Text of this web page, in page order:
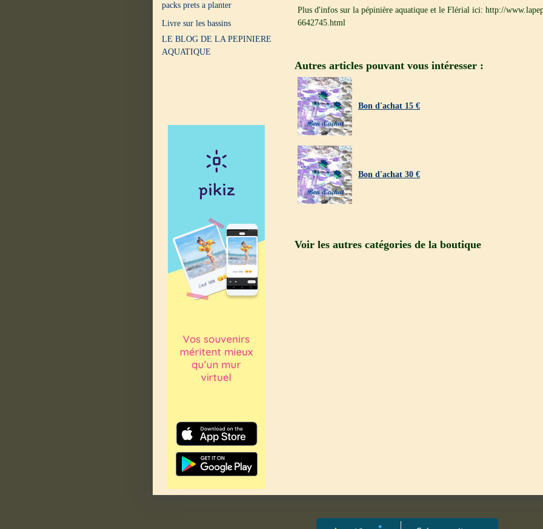
packs prets a planter
Livre sur les bassins
LE BLOG DE LA PEPINIERE
AQUATIQUE
Plus d'infos sur la pépinière aquatique et le Flérial ici: http://
6642745.html
Autres articles pouvant vous intéresser :
Bon d'achat 15 €
Bon d'achat 30 €
Voir les autres catégories de la boutique